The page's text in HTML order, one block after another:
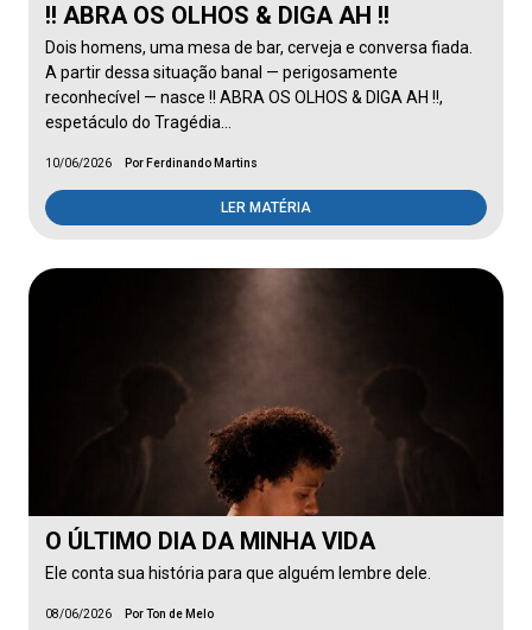
!! ABRA OS OLHOS & DIGA AH !!
Dois homens, uma mesa de bar, cerveja e conversa fiada.
A partir dessa situação banal — perigosamente
reconhecível — nasce !! ABRA OS OLHOS & DIGA AH !!,
espetáculo do Tragédia…
10/06/2026 Por Ferdinando Martins
LER MATÉRIA
O ÚLTIMO DIA DA MINHA VIDA
Ele conta sua história para que alguém lembre dele.
08/06/2026 Por Ton de Melo